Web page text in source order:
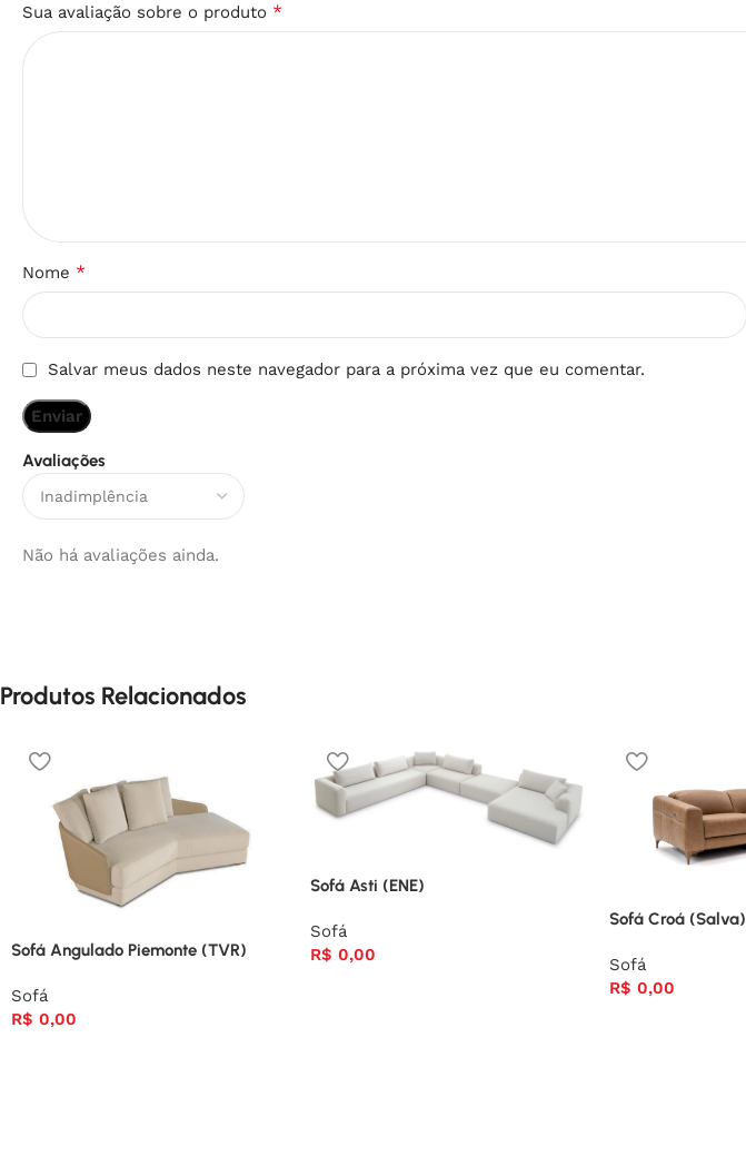
Avaliações
Não há avaliações ainda.
Sua avaliação sobre o produto *
Nome *
Salvar meus dados neste navegador para a próxima vez que eu comentar.
Produtos Relacionados
Sofá Angulado Piemonte (TVR)
Sofá
R$ 0,00
Sofá Asti (ENE)
Sofá
R$ 0,00
Sofá Croá (Salva)
Sofá
R$ 0,00